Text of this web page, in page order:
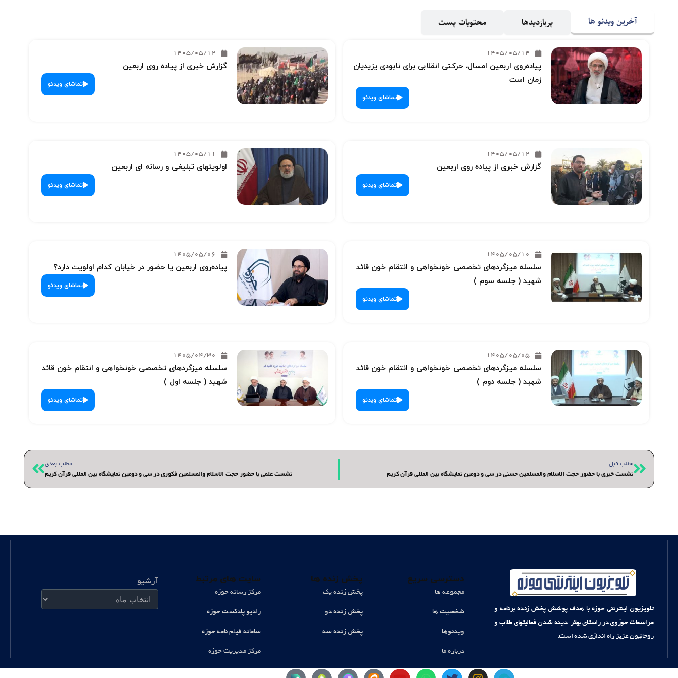
آخرین ویدئو ها پربازدیدها محتویات پست
1405/05/14
پیاده‌روی اربعین امسال، حرکتی انقلابی برای نابودی یزیدیان
زمان است
تماشای ویدئو
1405/05/12
گزارش خبری از پیاده روی اربعین
تماشای ویدئو
1405/05/12
گزارش خبری از پیاده روی اربعین
تماشای ویدئو
1405/05/11
اولویتهای تبلیغی و رسانه ای اربعین
تماشای ویدئو
1405/05/10
سلسله میزگردهای تخصصی خونخواهی و انتقام خون قائد
شهید ( جلسه سوم )
تماشای ویدئو
1405/05/06
پیاده‌روی اربعین یا حضور در خیابان کدام اولویت دارد؟
تماشای ویدئو
1405/05/05
سلسله میزگردهای تخصصی خونخواهی و انتقام خون قائد
شهید ( جلسه دوم )
تماشای ویدئو
1405/04/30
سلسله میزگردهای تخصصی خونخواهی و انتقام خون قائد
شهید ( جلسه اول )
تماشای ویدئو
قبلیمطلب قبل
نشست خبری با حضور حجت الاسلام والمسلمین حسنی در سی و دومین نمایشگاه بین المللی قرآن کریم
مطلب بعدی
نشست علمی با حضور حجت الاسلام والمسلمین فکوری در سی و دومین نمایشگاه بین المللی قرآن کریم
بعدی
تلویزیون اینترنتی حوزه با هدف پوشش پخش زنده برنامه و
مراسمات حوزوی در راستای بهتر دیده شدن فعالیتهای طلاب و
روحانیون عزیز راه اندازی شده است.
دسترسی سریع
مجموعه ها
شخصیت ها
ویدئوها
درباره ما
پخش زنده ها
پخش زنده یک
پخش زنده دو
پخش زنده سه
سایت های مرتبط
مرکز رسانه حوزه
رادیو پادکست حوزه
سامانه فیلم نامه حوزه
مرکز مدیریت حوزه
آرشیو
آرشیو
T
I
T
W
Y